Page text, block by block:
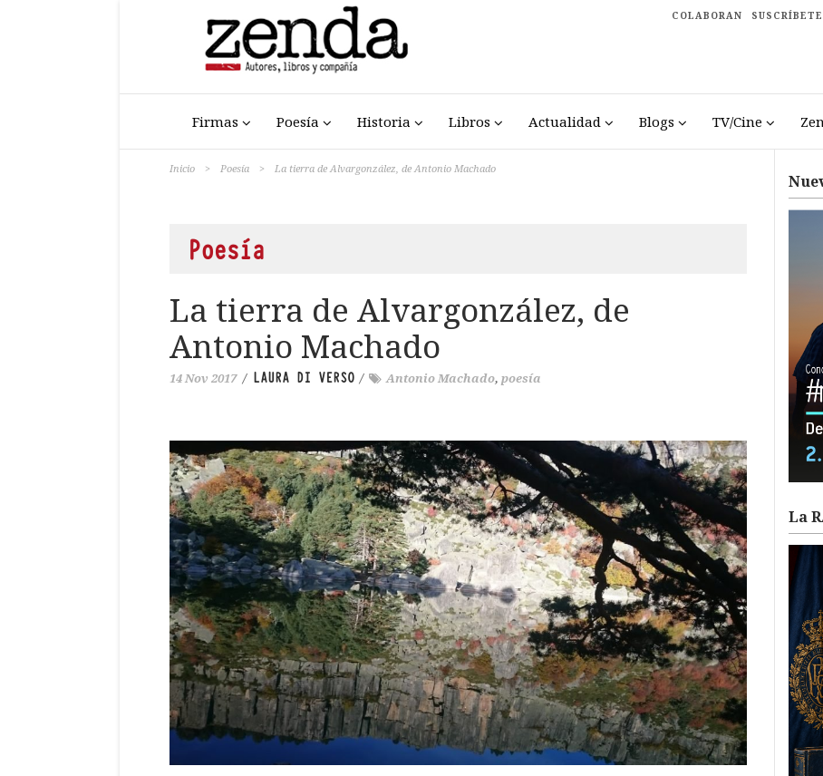
COLABORAN SUSCRÍBETE
Firmas Poesía Historia Libros Actualidad Blogs TV/Cine
Inicio > Poesía > La tierra de Alvargonzález, de Antonio Machado
Poesía
La tierra de Alvargonzález, de
Antonio Machado
14 Nov 2017 / LAURA DI VERSO / Antonio Machado, poesía
La